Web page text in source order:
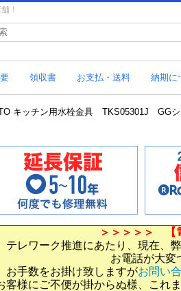
！
領収書 お支払・送料 納期に
キッチン用水栓金具 TKS05301J GG
＞＞＞＞＞ 【
テレワーク推進にあたり、現在、
お電話が大変
お手数をお掛け致しますがお問い
客様にご不便が掛からぬ様、これ